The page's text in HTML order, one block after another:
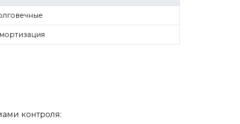
контроля: